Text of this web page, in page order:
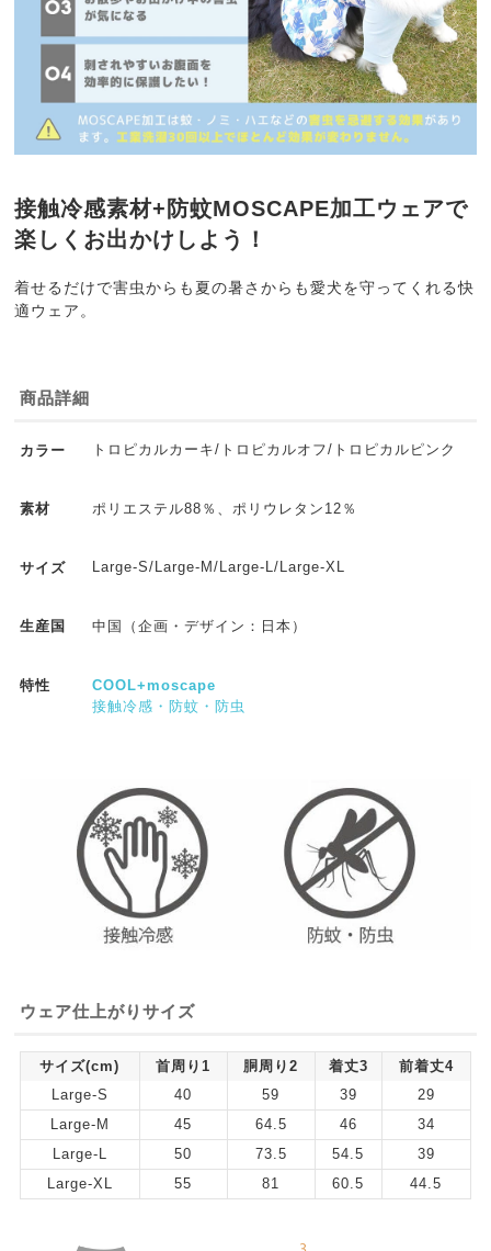
接触冷感素材+防蚊MOSCAPE加工ウェアで
楽しくお出かけしよう！
着せるだけで害虫からも夏の暑さからも愛犬を守ってくれる快
適ウェア。
商品詳細
カラー トロピカルカーキ/トロピカルオフ/トロピカルピンク
素材 ポリエステル88％、ポリウレタン12％
サイズ Large-S/Large-M/Large-L/Large-XL
生産国 中国（企画・デザイン：日本）
特性
COOL+moscape
接触冷感・防蚊・防虫
ウェア仕上がりサイズ
サイズ(cm) 首周り1 胴周り2 着丈3
前着丈4
Large-S
40 59 39
29
Large-M
45 64.5 46
34
Large-L
50 73.5 54.5
39
Large-XL
55 81 60.5 44.5